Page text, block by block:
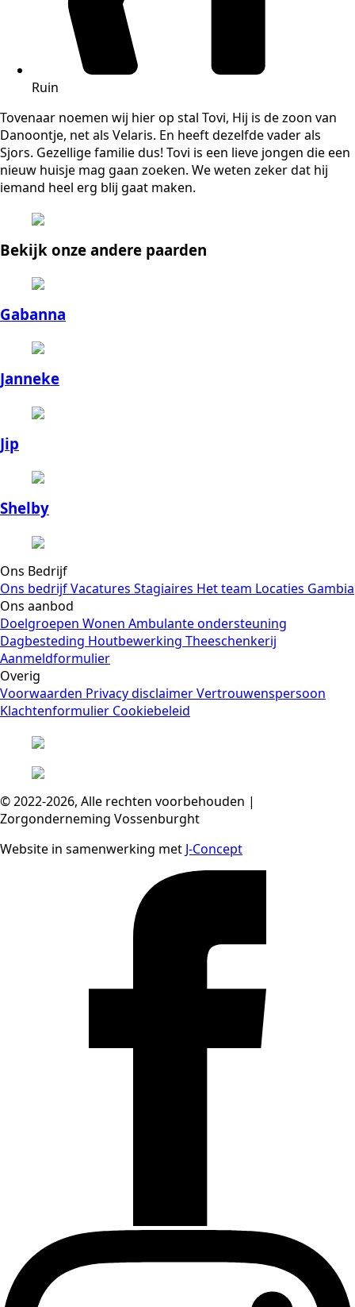
Ruin
Tovenaar noemen wij hier op stal Tovi, Hij is de zoon van
Danoontje, net als Velaris. En heeft dezelfde vader als
Sjors. Gezellige familie dus! Tovi is een lieve jongen die een
nieuw huisje mag gaan zoeken. We weten zeker dat hij
iemand heel erg blij gaat maken.
Bekijk onze andere paarden
Gabanna
Janneke
Jip
Shelby
Ons Bedrijf
Ons bedrijfVacatures Stagiaires Het team Locaties Gambia
Ons aanbod
Doelgroepen Wonen Ambulante ondersteuning
Dagbesteding Houtbewerking Theeschenkerij
Aanmeldformulier
Overig
Voorwaarden Privacy disclaimerVertrouwenspersoon
Klachtenformulier Cookiebeleid
© 2022-2026, Alle rechten voorbehouden |
Zorgonderneming Vossenburght
Website in samenwerking met J-Concept